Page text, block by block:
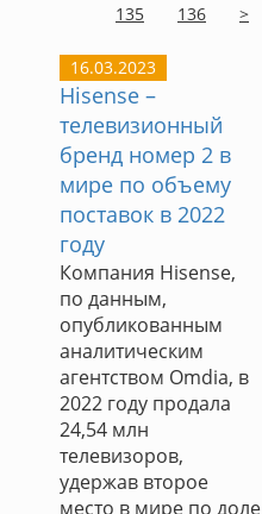
135
136 >
16.03.2023
Hisense –
телевизионный
бренд номер 2 в
мире по объему
поставок в 2022
году
Компания Hisense,
по данным,
опубликованным
аналитическим
агентством Omdia, в
2022 году продала
24,54 млн
телевизоров,
удержав второе
место в мире по доле